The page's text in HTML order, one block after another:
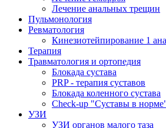
Лечение анальных трещин
Пульмонология
Ревматология
Кинезиотейпирование 1
Терапия
Травматология и ортопедия
Блокада сустава
PRP - терапия суставов
Блокада коленного сустава
Check-up "Суставы в
УЗИ
УЗИ органов малого таза